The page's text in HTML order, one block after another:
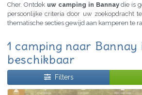
Cher. Ontdek uw camping in Bannaydie is
persoonlijke criteria door uw zoekopdracht
thematische secties gewijd aan kamperen te
1 camping naar Bannay
beschikbaar
Filters